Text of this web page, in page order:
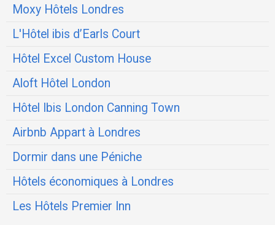
Moxy Hôtels Londres
L'Hôtel ibis d’Earls Court
Hôtel Excel Custom House
Aloft Hôtel London
Hôtel Ibis London Canning Town
Airbnb Appart à Londres
Dormir dans une Péniche
Hôtels économiques à Londres
Les Hôtels Premier Inn